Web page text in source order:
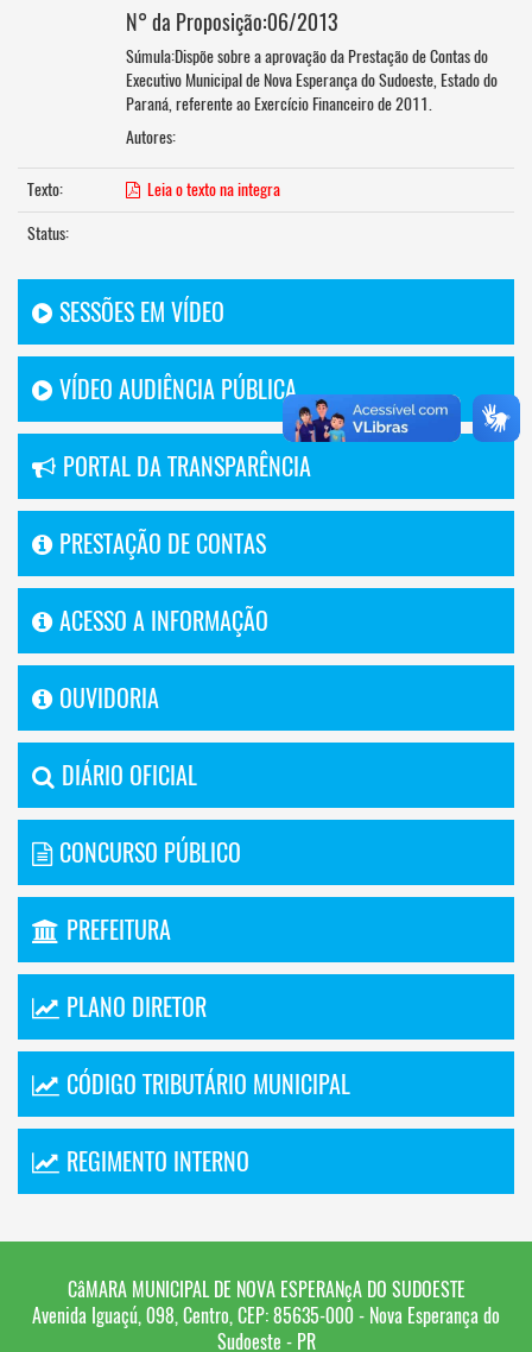
N° da Proposição:06/2013
Súmula:Dispõe sobre a aprovação da Prestação de Contas do
Executivo Municipal de Nova Esperança do Sudoeste, Estado do
Paraná, referente ao Exercício Financeiro de 2011.
Autores:
Texto:
Leia o texto na integra
Status:
SESSÕES EM VÍDEO
VÍDEO AUDIÊNCIA PÚBLICA
PORTAL DA TRANSPARÊNCIA
PRESTAÇÃO DE CONTAS
ACESSO A INFORMAÇÃO
OUVIDORIA
DIÁRIO OFICIAL
CONCURSO PÚBLICO
PREFEITURA
PLANO DIRETOR
CÓDIGO TRIBUTÁRIO MUNICIPAL
REGIMENTO INTERNO
CâMARA MUNICIPAL DE NOVA ESPERANçA DO SUDOESTE
Avenida Iguaçú, 098, Centro, CEP: 85635-000 - Nova Esperança do
Sudoeste - PR